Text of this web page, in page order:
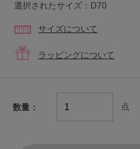
選択されたサイズ：D70
サイズについて
ラッピングについて
数量： 点